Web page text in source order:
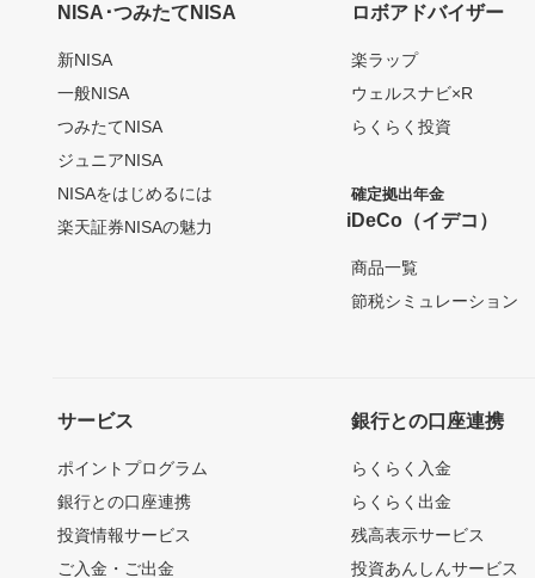
NISA･つみたてNISA
新NISA
一般NISA
つみたてNISA
ジュニアNISA
NISAをはじめるには
楽天証券NISAの魅力
ロボアドバイザー
楽ラップ
ウェルスナビ×R
らくらく投資
確定拠出年金
iDeCo（イデコ）
商品一覧
節税シミュレーション
サービス
ポイントプログラム
銀行との口座連携
投資情報サービス
ご入金・ご出金
銀行との口座連携
らくらく入金
らくらく出金
残高表示サービス
投資あんしんサービス